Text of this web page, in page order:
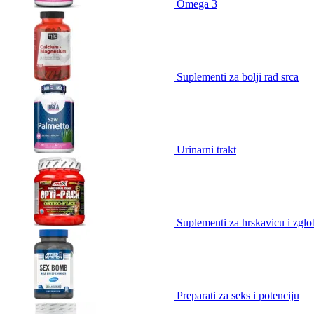
Omega 3
Suplementi za bolji rad srca
Urinarni trakt
Suplementi za hrskavicu i
Preparati za seks i potenciju